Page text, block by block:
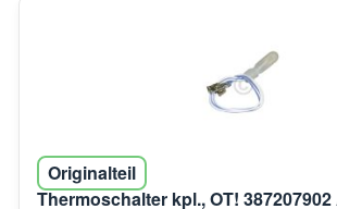
Originalteil
Thermoschalter kpl., OT! 387207902